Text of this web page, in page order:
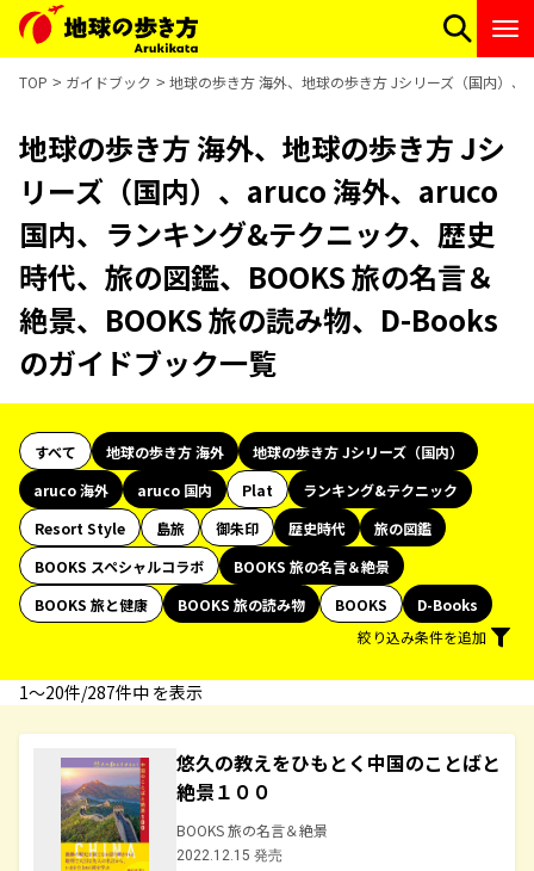
TOP ガイドブック 地球の歩き方 海外、地球の歩き方 Jシリーズ（国内）
地球の歩き方 海外、地球の歩き方 Jシ
リーズ（国内）、aruco 海外、aruco
国内、ランキング&テクニック、歴史
時代、旅の図鑑、BOOKS 旅の名言＆
絶景、BOOKS 旅の読み物、D-Books
のガイドブック一覧
すべて 地球の歩き方 海外
地球の歩き方 Jシリーズ（国内）
aruco 海外
aruco 国内 Plat
ランキング&テクニック
Resort Style
島旅 御朱印 歴史時代
旅の図鑑
BOOKS スペシャルコラボ
BOOKS 旅の名言＆絶景
BOOKS 旅と健康
BOOKS 旅の読み物 BOOKS
D-Books
絞り込み条件を追加
1〜20件/287件中 を表示
悠久の教えをひもとく中国のことばと
絶景１００
BOOKS 旅の名言＆絶景
2022.12.15 発売